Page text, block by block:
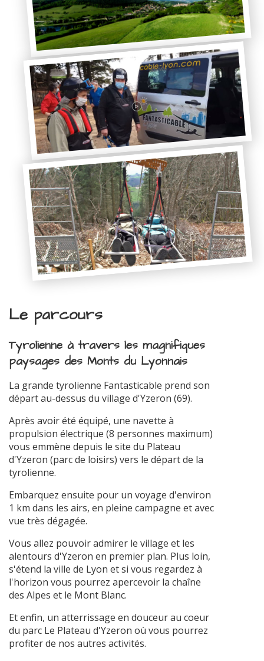
Le parcours
Tyrolienne à travers les magnifiques
paysages des Monts du Lyonnais
La grande tyrolienne Fantasticable prend son
départ au-dessus du village d'Yzeron (69).
Après avoir été équipé, une navette à
propulsion électrique (8 personnes maximum)
vous emmène depuis le site du Plateau
d'Yzeron (parc de loisirs) vers le départ de la
tyrolienne.
Embarquez ensuite pour un voyage d'environ
1 km dans les airs, en pleine campagne et avec
vue très dégagée.
Vous allez pouvoir admirer le village et les
alentours d'Yzeron en premier plan. Plus loin,
s'étend la ville de Lyon et si vous regardez à
l'horizon vous pourrez apercevoir la chaîne
des Alpes et le Mont Blanc.
Et enfin, un atterrissage en douceur au coeur
du parc Le Plateau d'Yzeron où vous pourrez
profiter de nos autres activités.